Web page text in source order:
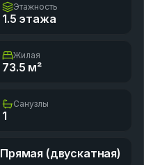
Этажность
1.5 этажа
Жилая
73.5 м²
Санузлы
1
Прямая (двускатная)